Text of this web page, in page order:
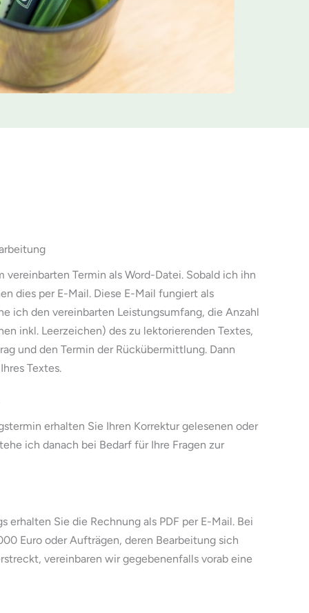
vereinbarten Termin als Word-Datei. Sobald ich ihn
dies per E-Mail. Diese E-Mail fungiert als
ich den vereinbarten Leistungsumfang, die Anzahl
inkl. Leerzeichen) des zu lektorierenden Textes,
und den Termin der Rückübermittlung. Dann
Textes.
erhalten Sie Ihren Korrektur gelesenen oder
ich danach bei Bedarf für Ihre Fragen zur
erhalten Sie die Rechnung als PDF per E-Mail. Bei
Euro oder Aufträgen, deren Bearbeitung sich
vereinbaren wir gegebenenfalls vorab eine